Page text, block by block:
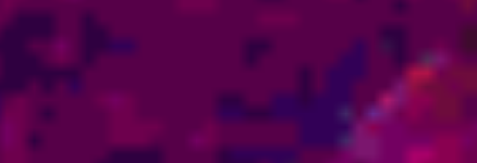
e imaginares os raios d’água transpassados pela Luz
e curadoras energias te transpassam e envolvem –